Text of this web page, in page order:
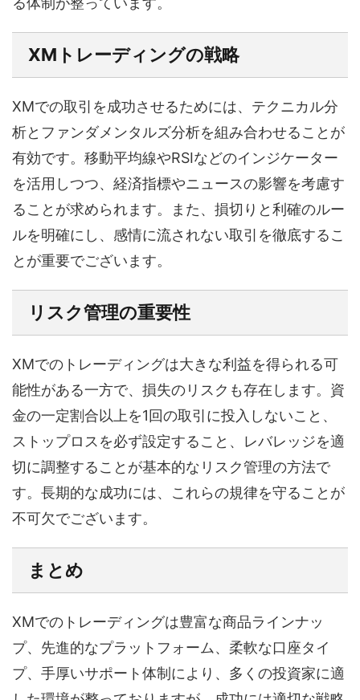
XMトレーディングの戦略
XMでの取引を成功させるためには、テクニカル分
析とファンダメンタルズ分析を組み合わせることが
有効です。移動平均線やRSIなどのインジケーター
を活用しつつ、経済指標やニュースの影響を考慮す
ることが求められます。また、損切りと利確のルー
ルを明確にし、感情に流されない取引を徹底するこ
とが重要でございます。
リスク管理の重要性
XMでのトレーディングは大きな利益を得られる可
能性がある一方で、損失のリスクも存在します。資
金の一定割合以上を1回の取引に投入しないこと、
ストップロスを必ず設定すること、レバレッジを適
切に調整することが基本的なリスク管理の方法で
す。長期的な成功には、これらの規律を守ることが
不可欠でございます。
まとめ
XMでのトレーディングは豊富な商品ラインナッ
プ、先進的なプラットフォーム、柔軟な口座タイ
プ、手厚いサポート体制により、多くの投資家に適